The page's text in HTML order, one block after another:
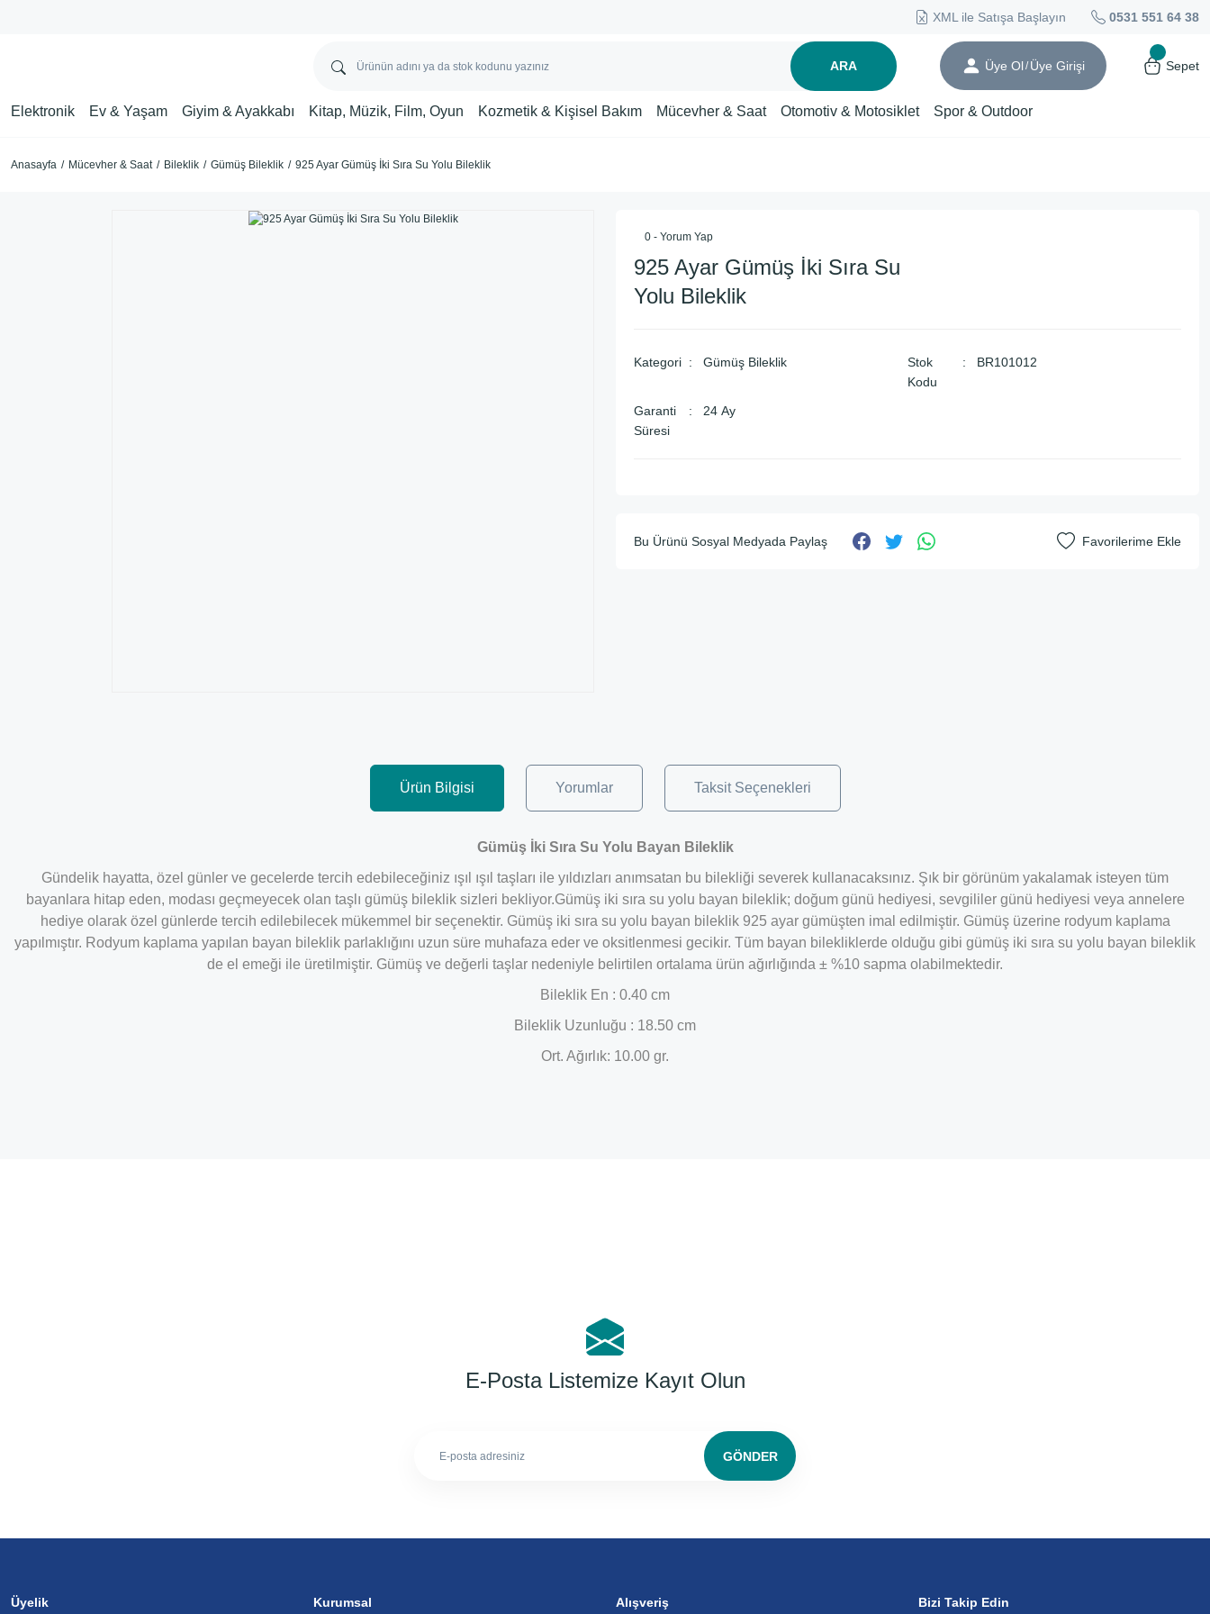
XML ile Satışa Başlayın 0531 551 64 38
ARA Üye Ol/ Üye Girişi Sepet
Elektronik Ev & Yaşam Giyim & Ayakkabı Kitap, Müzik, Film, Oyun Kozmetik & Kişisel Bakım Mücevher & Saat Otomotiv & Motosiklet Spor & Outdoor
Anasayfa Mücevher & Saat Bileklik Gümüş Bileklik 925 Ayar Gümüş İki Sıra Su Yolu Bileklik
0 - Yorum Yap
925 Ayar Gümüş İki Sıra Su
Yolu Bileklik
Kategori Gümüş Bileklik
Stok
Kodu
BR101012
Garanti
Süresi
24 Ay
Bu Ürünü Sosyal Medyada Paylaş
Ürün Bilgisi Yorumlar Taksit Seçenekleri
Gümüş İki Sıra Su Yolu Bayan Bileklik
Gündelik hayatta, özel günler ve gecelerde tercih edebileceğiniz ışıl ışıl taşları ile yıldızları anımsatan bu bilekliği severek kullanacaksınız. Şık bir görünüm yakalamak isteyen tüm
bayanlara hitap eden, modası geçmeyecek olan taşlı gümüş bileklik sizleri bekliyor.Gümüş iki sıra su yolu bayan bileklik; doğum günü hediyesi, sevgililer günü hediyesi veya annelere
hediye olarak özel günlerde tercih edilebilecek mükemmel bir seçenektir. Gümüş iki sıra su yolu bayan bileklik 925 ayar gümüşten imal edilmiştir. Gümüş üzerine rodyum kaplama
yapılmıştır. Rodyum kaplama yapılan bayan bileklik parlaklığını uzun süre muhafaza eder ve oksitlenmesi gecikir. Tüm bayan bilekliklerde olduğu gibi gümüş iki sıra su yolu bayan bileklik
de el emeği ile üretilmiştir. Gümüş ve değerli taşlar nedeniyle belirtilen ortalama ürün ağırlığında ± %10 sapma olabilmektedir.
Bileklik En : 0.40 cm
Bileklik Uzunluğu : 18.50 cm
Ort. Ağırlık: 10.00 gr.
E-Posta Listemize Kayıt Olun
GÖNDER
Üyelik Kurumsal Alışveriş Bizi Takip Edin